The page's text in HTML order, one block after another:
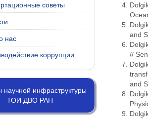
советы
нас
коррупции
научной инфраструктуры
ТОИ ДВО РАН
and
//
and